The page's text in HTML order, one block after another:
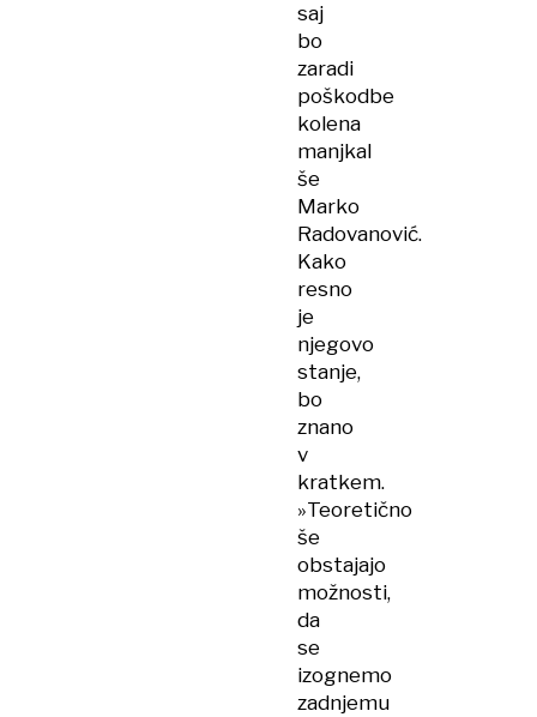
saj
bo
zaradi
poškodbe
kolena
manjkal
še
Marko
Radovanović.
Kako
resno
je
njegovo
stanje,
bo
znano
v
kratkem.
»Teoretično
še
obstajajo
možnosti,
da
se
izognemo
zadnjemu